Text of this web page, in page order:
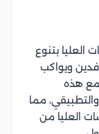
العليا بتنوع
ويواكب
هذه
مما
العليا من